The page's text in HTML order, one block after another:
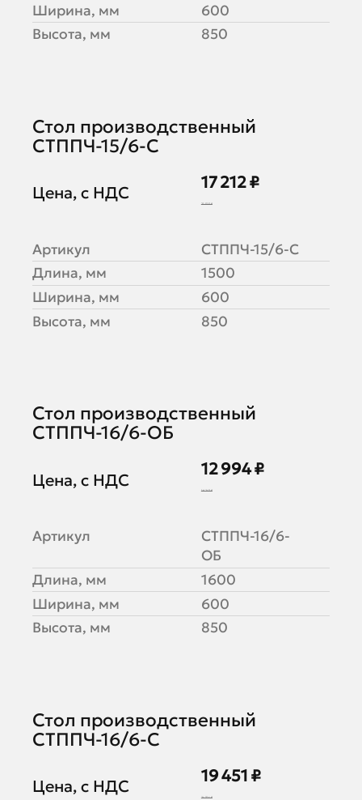
Ширина, мм
600
Высота, мм
850
Стол производственный
СТППЧ-15/6-С
Цена, с НДС
17 212 ₽
21 515 ₽
Артикул
СТППЧ-15/6-С
Длина, мм
1500
Ширина, мм
600
Высота, мм
850
Стол производственный
СТППЧ-16/6-ОБ
Цена, с НДС
12 994 ₽
16 243 ₽
Артикул
СТППЧ-16/6-
ОБ
Длина, мм
1600
Ширина, мм
600
Высота, мм
850
Стол производственный
СТППЧ-16/6-С
Цена, с НДС
19 451 ₽
24 314 ₽